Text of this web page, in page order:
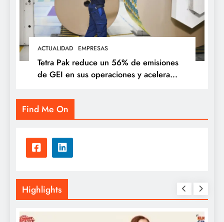
ACTUALIDAD EMPRESAS
Tetra Pak reduce un 56% de emisiones
de GEI en sus operaciones y acelera
más sostenible
Find Me On
Highlights